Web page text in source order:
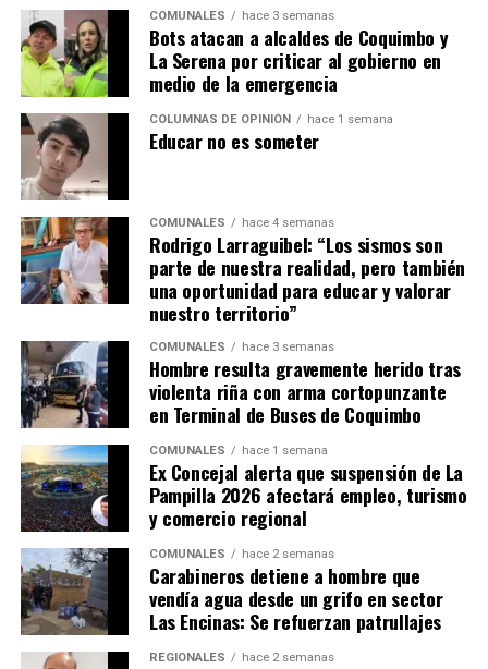
COMUNALES hace 3 semanas
Bots atacan a alcaldes de Coquimbo y
La Serena por criticar al gobierno en
medio de la emergencia
COLUMNAS DE OPINIÓN hace 1 semana
Educar no es someter
COMUNALES hace 4 semanas
Rodrigo Larraguibel: “Los sismos son
parte de nuestra realidad, pero también
una oportunidad para educar y valorar
nuestro territorio”
COMUNALES hace 3 semanas
Hombre resulta gravemente herido tras
violenta riña con arma cortopunzante
en Terminal de Buses de Coquimbo
COMUNALES hace 1 semana
Ex Concejal alerta que suspensión de La
Pampilla 2026 afectará empleo, turismo
y comercio regional
COMUNALES hace 2 semanas
Carabineros detiene a hombre que
vendía agua desde un grifo en sector
Las Encinas: Se refuerzan patrullajes
REGIONALES hace 2 semanas